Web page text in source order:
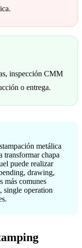
inspección CMM
o entrega.
metálica
transformar chapa
puede realizar
drawing,
más comunes
single operation